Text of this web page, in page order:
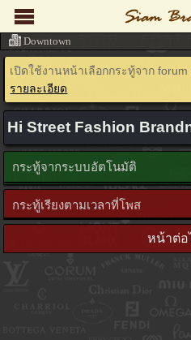
เปิดใช้งานหน้าเลือกกระทู้จาก
รายละเอียด
Hi Street Fashion
กระทู้จากระบบอัตโนมัติ
กระทู้เรียงตามเวลาที่โพส
หน้าต่อ
Downtown